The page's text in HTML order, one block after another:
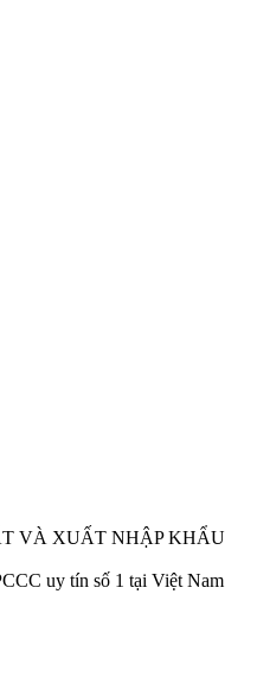
VÀ XUẤT NHẬP KHẨU
uy tín số 1 tại Việt Nam